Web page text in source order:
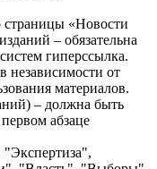
страницы «Новости
– обязательна
гиперссылка.
независимости от
материалов.
– должна быть
абзаце